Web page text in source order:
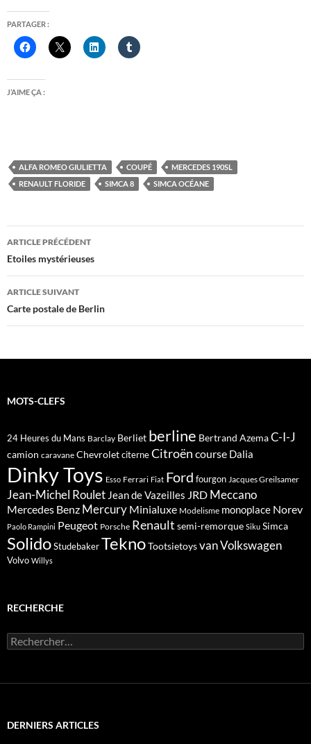
PARTAGER :
J’AIME ÇA :
ALFA ROMEO GIULIETTA COUPÉ
MERCEDES 190SL
RENAULT FLORIDE
SIMCA 8 SIMCA OCÉANE
Navigation
des
articles
ARTICLE PRÉCÉDENT
Etoiles mystérieuses
ARTICLE SUIVANT
Carte postale de Berlin
MOTS-CLEFS
24 Heures du Mans Barclay Berliet berline Bertrand AzemaC-I-J
camion caravane ChevroletciterneCitroën course Dalia
Dinky Toys Esso Ferrari Fiat Ford fourgon Jacques Greilsamer
Jean-Michel Roulet Jean de Vazeilles JRD Meccano
Mercedes Benz Mercury Minialuxe Modelisme monoplace Norev
Paolo Rampini Peugeot Porsche Renault semi-remorque Siku Simca
SolidoStudebakerTeknoTootsietoysvanVolkswagen
Volvo Willys
RECHERCHE
Rechercher :
DERNIERS ARTICLES